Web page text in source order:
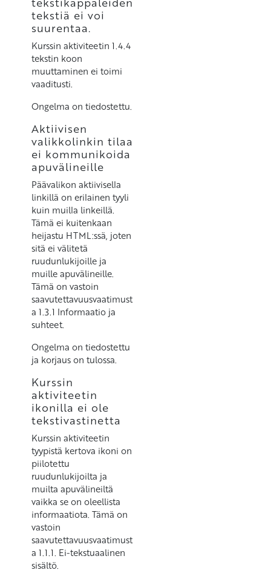
tekstiä ei voi
suurentaa.
Kurssin aktiviteetin 1.4.4
tekstin koon
muuttaminen ei toimi
vaaditusti.
Ongelma on tiedostettu.
Aktiivisen
valikkolinkin tilaa
ei kommunikoida
apuvälineille
Päävalikon aktiivisella
linkillä on erilainen tyyli
kuin muilla linkeillä.
Tämä ei kuitenkaan
heijastu HTML:ssä, joten
sitä ei välitetä
ruudunlukijoille ja
muille apuvälineille.
Tämä on vastoin
saavutettavuusvaatimust
a 1.3.1 Informaatio ja
suhteet.
Ongelma on tiedostettu
ja korjaus on tulossa.
Kurssin
aktiviteetin
ikonilla ei ole
tekstivastinetta
Kurssin aktiviteetin
tyypistä kertova ikoni on
piilotettu
ruudunlukijoilta ja
muilta apuvälineiltä
vaikka se on oleellista
informaatiota. Tämä on
vastoin
saavutettavuusvaatimust
a 1.1.1. Ei-tekstuaalinen
sisältö.